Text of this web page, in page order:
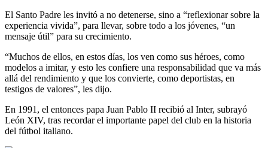
El Santo Padre les invitó a no detenerse, sino a “reflexionar sobre la
experiencia vivida”, para llevar, sobre todo a los jóvenes, “un
mensaje útil” para su crecimiento.
“Muchos de ellos, en estos días, los ven como sus héroes, como
modelos a imitar, y esto les confiere una responsabilidad que va más
allá del rendimiento y que los convierte, como deportistas, en
testigos de valores”, les dijo.
En 1991, el entonces papa Juan Pablo II recibió al Inter, subrayó
León XIV, tras recordar el importante papel del club en la historia
del fútbol italiano.